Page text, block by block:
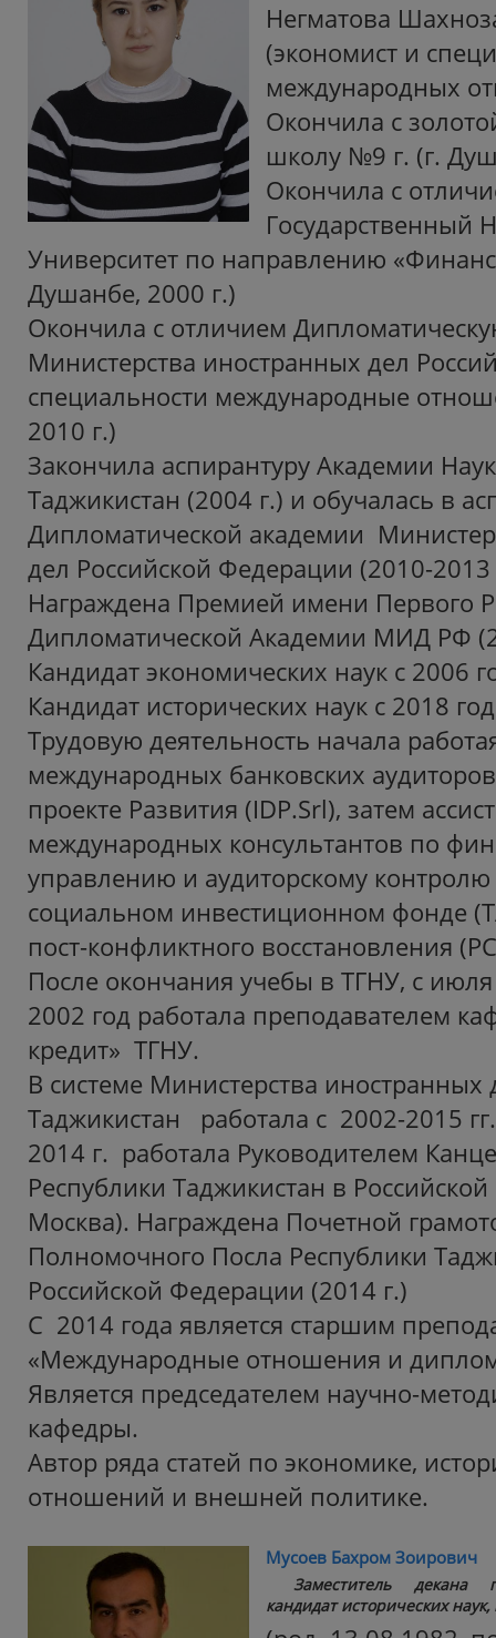
Негматова
(экономист и
международных
Окончила с
школу №9 г. (г.
Окончила с
Государственный
Университет по направлению
Душанбе, 2000 г.)
Окончила с отличием
Министерства иностранных дел
специальности международные
2010 г.)
Закончила аспирантуру Академии
Таджикистан (2004 г.) и обучалась в
Дипломатической академии
дел Российской Федерации (2010-2013
Награждена Премией имени Первого
Дипломатической Академии МИД РФ
Кандидат экономических наук с 2006
Кандидат исторических наук с 2018
Трудовую деятельность начала
международных банковских
проекте Развития (IDP.Srl), затем
международных консультантов по
управлению и аудиторскому
социальном инвестиционном фонде
пост-конфликтного восстановления
После окончания учебы в ТГНУ, с
2002 год работала преподавателем
кредит» ТГНУ.
В системе Министерства иностранных
Таджикистан работала с 2002-2015
2014 г. работала Руководителем
Республики Таджикистан в
Москва). Награждена Почетной
Полномочного Посла Республики
Российской Федерации (2014 г.)
С 2014 года является старшим
«Международные отношения и
Является председателем научно-
кафедры.
Автор ряда статей по экономике,
отношений и внешней политике.
Мусоев Бахром Зоирович
Заместитель декана
кандидат исторических